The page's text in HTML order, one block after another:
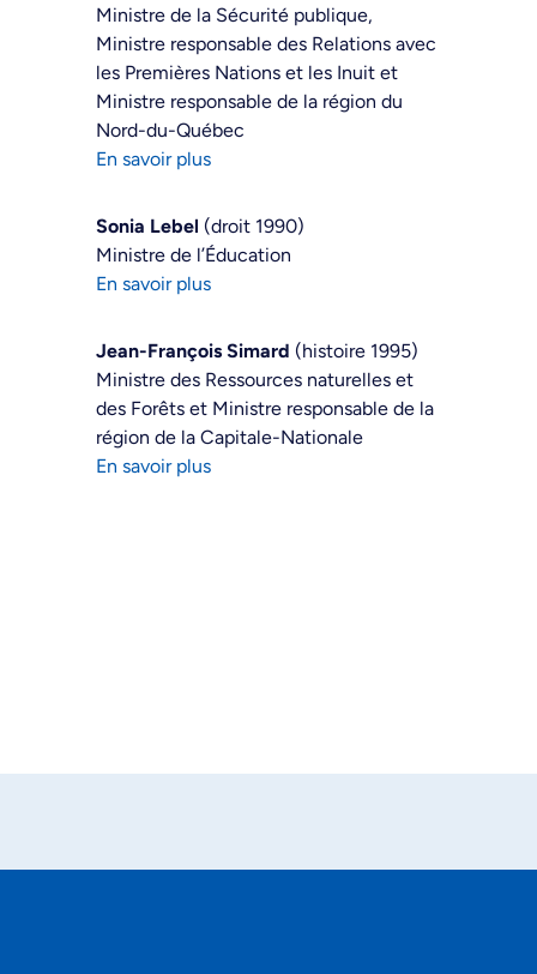
Ministre de la Sécurité publique,
Ministre responsable des Relations avec
les Premières Nations et les Inuit et
Ministre responsable de la région du
Nord-du-Québec
En savoir plus
Sonia Lebel (droit 1990)
Ministre de l’Éducation
En savoir plus
Jean-François Simard (histoire 1995)
Ministre des Ressources naturelles et
des Forêts et Ministre responsable de la
région de la Capitale-Nationale
En savoir plus